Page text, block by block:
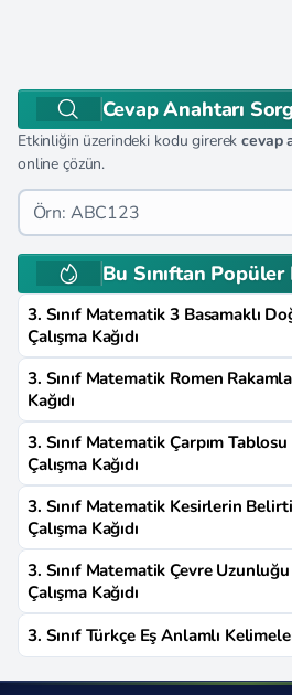
Cevap Anahtarı
Etkinliğin üzerindeki kodu girerekcevap
online çözün.
Bu Sınıftan
3. Sınıf Matematik 3 Basamaklı
Çalışma Kağıdı
3. Sınıf Matematik Romen
Kağıdı
3. Sınıf Matematik Çarpım
Çalışma Kağıdı
3. Sınıf Matematik Kesirlerin
Çalışma Kağıdı
3. Sınıf Matematik Çevre
Çalışma Kağıdı
3. Sınıf Türkçe Eş Anlamlı